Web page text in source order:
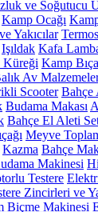
ve Soğutucu
Kamp Ocağı
Yakıcılar
Işıldak Kafa
Küreği Kamp
Av
Scooter Bahçe
Budama Makası
Bahçe El Aleti
Meyve
Kazma Bahçe
Makinesi
Testere
Zincirleri ve
Biçme Makinesi